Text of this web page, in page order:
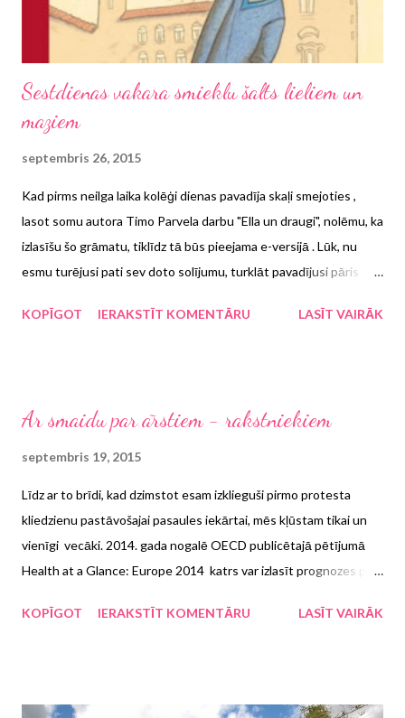
Sestdienas vakara smieklu šalts lieliem un
maziem
septembris 26, 2015
Kad pirms neilga laika kolēģi dienas pavadīja skaļi smejoties ,
lasot somu autora Timo Parvela darbu "Ella un draugi", nolēmu, ka
izlasīšu šo grāmatu, tiklīdz tā būs pieejama e-versijā . Lūk, nu
esmu turējusi pati sev doto solījumu, turklāt pavadījusi pāris
sacēlusi mazu vētru jau ar pirmajām iznākšanas dienām?
KOPĪGOT IERAKSTĪT KOMENTĀRU LASĪT VAIRĀK
Ar smaidu par ārstiem - rakstniekiem
septembris 19, 2015
Līdz ar to brīdi, kad dzimstot esam izklieguši pirmo protesta
kliedzienu pastāvošajai pasaules iekārtai, mēs kļūstam tikai un
vienīgi vecāki. 2014. gada nogalē OECD publicētajā pētījumā
Health at a Glance: Europe 2014 katrs var izlasīt prognozes par
labad šajā infografikā varam redzēt, ka Latvijā prognozētais
KOPĪGOT IERAKSTĪT KOMENTĀRU LASĪT VAIRĀK